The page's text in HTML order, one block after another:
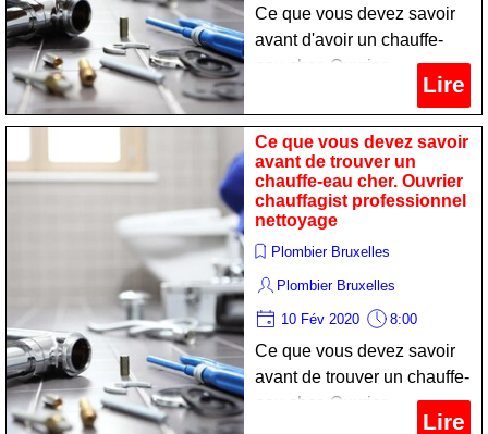
Ce que vous devez savoir
avant d'avoir un chauffe-
eau cher. Ouvrier
chauffagist professionnel
nettoyage
Lire
Ce que vous devez savoir
avant de trouver un
chauffe-eau cher. Ouvrier
chauffagist professionnel
nettoyage
Plombier Bruxelles
Plombier Bruxelles
10 Fév 2020 8:00
Ce que vous devez savoir
avant de trouver un chauffe-
eau cher. Ouvrier
chauffagist professionnel
Lire